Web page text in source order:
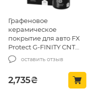
Графеновое
керамическое
покрытие для авто FX
Protect G-FINITY CNT
GRAPHENE COATING 15
мл (FXGFCNT02)
оставить отзыв
2,735₴